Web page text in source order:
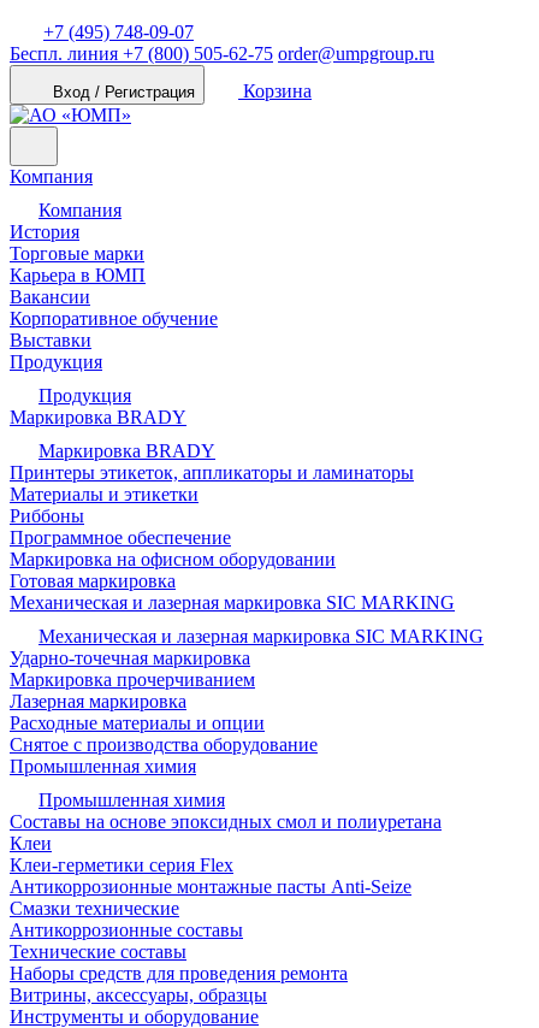
+7 (495) 748-09-07
Беспл. линия +7 (800) 505-62-75 order@umpgroup.ru
Вход / Регистрация Корзина
Компания
Компания
История
Торговые марки
Карьера в ЮМП
Вакансии
Корпоративное обучение
Выставки
Продукция
Продукция
Маркировка BRADY
Маркировка BRADY
Принтеры этикеток, аппликаторы и ламинаторы
Материалы и этикетки
Риббоны
Программное обеспечение
Маркировка на офисном оборудовании
Готовая маркировка
Механическая и лазерная маркировка SIC MARKING
Механическая и лазерная маркировка SIC MARKING
Ударно-точечная маркировка
Маркировка прочерчиванием
Лазерная маркировка
Расходные материалы и опции
Снятое с производства оборудование
Промышленная химия
Промышленная химия
Составы на основе эпоксидных смол и полиуретана
Клеи
Клеи-герметики серия Flex
Антикоррозионные монтажные пасты Anti-Seize
Смазки технические
Антикоррозионные составы
Технические составы
Наборы средств для проведения ремонта
Витрины, аксессуары, образцы
Инструменты и оборудование